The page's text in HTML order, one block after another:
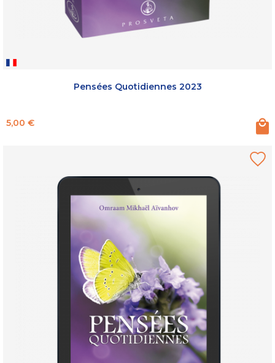
Pensées Quotidiennes 2023
Prix
5,00 €